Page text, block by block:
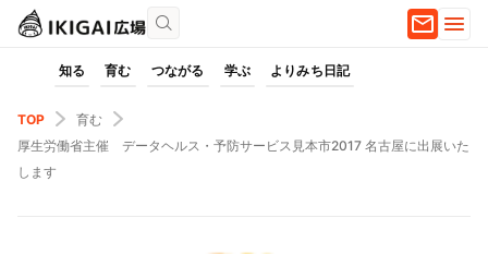
知る 育む つながる 学ぶ よりみち日記
TOP
育む
厚生労働省主催 データヘルス・予防サービス見本市2017 名古屋に出展いた
します